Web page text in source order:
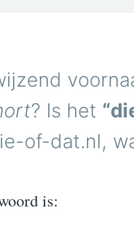
? Is het
of-dat.nl,
is: